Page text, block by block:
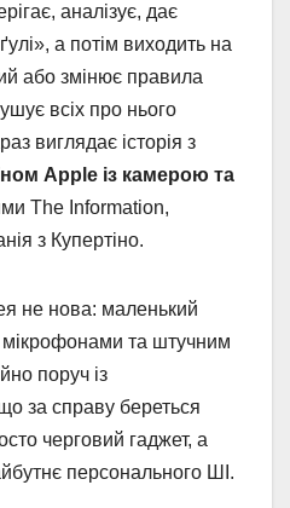
аналізує, дає
а потім виходить на
або змінює правила
всіх про нього
виглядає історія з
Apple із камерою та
The Information,
з Купертіно.
не нова: маленький
мікрофонами та штучним
поруч із
за справу береться
черговий гаджет, а
персонального ШІ.